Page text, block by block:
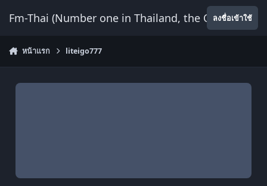
Fm-Thai (Number one in Thailand, the Onlyลงชื่อเข้าใช้
หน้าแรก liteigo777